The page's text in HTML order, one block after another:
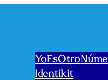
YoEsOtro
Identikit